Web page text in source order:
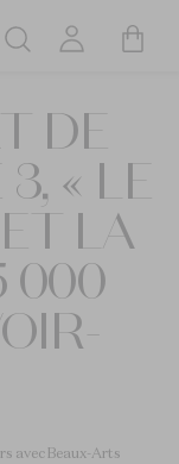
Rechercher
DE
« LE
LA
000
avec Beaux-Arts